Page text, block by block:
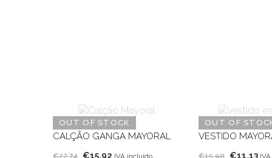
OUT OF STOCK
CALÇÃO GANGA MAYORAL
€22,74 O
€15,92 O
IVA incluído
OUT OF
VESTIDO
€15,90 O
€11,13O